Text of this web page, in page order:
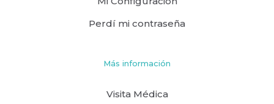
Perdí mi contraseña
Más información
Visita Médica